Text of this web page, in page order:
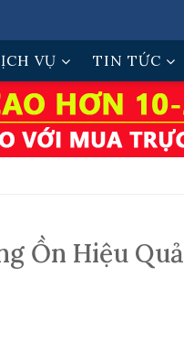
VỤ TIN TỨC
Ồn Hiệu Quả